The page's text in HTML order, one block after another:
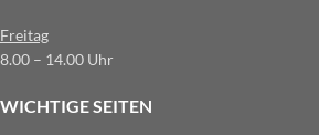
Freitag
8.00 – 14.00 Uhr
WICHTIGE SEITEN